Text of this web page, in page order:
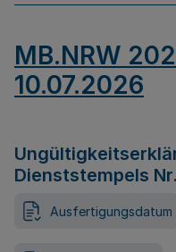
MB.NRW
10.07.2026
Dienststempels
Ausfertigungsdatum